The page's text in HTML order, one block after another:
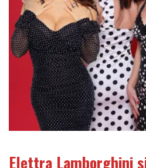
Elettra Lamborghini